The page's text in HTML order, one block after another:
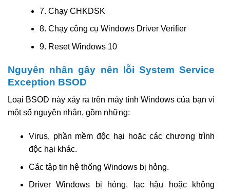
7. Chạy CHKDSK
8. Chạy công cụ Windows Driver Verifier
9. Reset Windows 10
Nguyên nhân gây nên lỗi System Service
Exception BSOD
Loại BSOD này xảy ra trên máy tính Windows của bạn vì
một số nguyên nhân, gồm những:
Virus, phần mềm độc hại hoặc các chương trình
độc hại khác.
Các tập tin hệ thống Windows bị hỏng.
Driver Windows bị hỏng, lạc hậu hoặc không